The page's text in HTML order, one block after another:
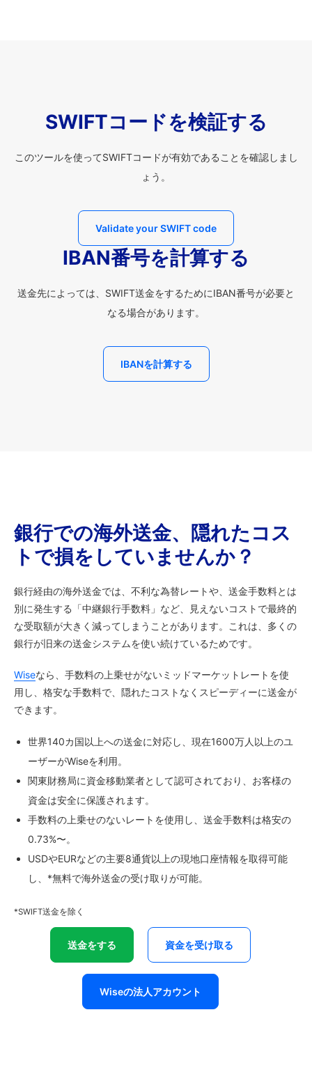
SWIFTコードを検証する
このツールを使ってSWIFTコードが有効であることを確認しまし
ょう。
Validate your SWIFT code
IBAN番号を計算する
送金先によっては、SWIFT送金をするためにIBAN番号が必要と
なる場合があります。
IBANを計算する
銀行での海外送金、隠れたコス
トで損をしていませんか？
銀行経由の海外送金では、不利な為替レートや、送金手数料とは
別に発生する「中継銀行手数料」など、見えないコストで最終的
な受取額が大きく減ってしまうことがあります。これは、多くの
銀行が旧来の送金システムを使い続けているためです。
Wiseなら、手数料の上乗せがないミッドマーケットレートを使
用し、格安な手数料で、隠れたコストなくスピーディーに送金が
できます。
世界140カ国以上への送金に対応し、現在1600万人以上のユ
ーザーがWiseを利用。
関東財務局に資金移動業者として認可されており、お客様の
資金は安全に保護されます。
手数料の上乗せのないレートを使用し、送金手数料は格安の
0.73%〜。
USDやEURなどの主要8通貨以上の現地口座情報を取得可能
し、*無料で海外送金の受け取りが可能。
*SWIFT送金を除く
送金をする 資金を受け取る
Wiseの法人アカウント